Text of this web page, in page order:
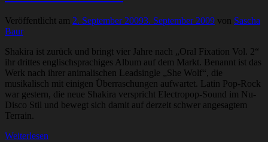
Veröffentlicht am 2. September 20093. September 2009 von Sascha
Baur
Shakira ist zurück und bringt vier Jahre nach „Oral Fixation Vol. 2“
ihr drittes englischsprachiges Album auf dem Markt. Benannt ist das
Werk nach ihrer animalischen Leadsingle „She Wolf“, die
musikalisch mit einigen Überraschungen aufwartet. Latin Pop-Rock
war gestern, die neue Shakira verspricht Electropop-Sound im Nu-
Disco Stil und bewegt sich damit auf derzeit schwer angesagtem
Terrain.
Weiterlesen